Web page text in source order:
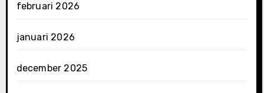
februari 2026
januari 2026
december 2025